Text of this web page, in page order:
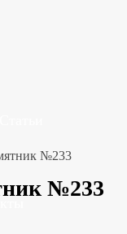
№233
№233